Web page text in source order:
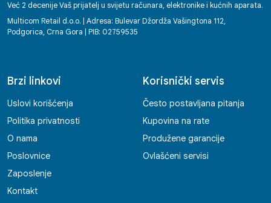
Već 2 decenije Vaš prijatelj u svijetu računara, elektronike i kućnih aparata.
Multicom Retail d.o.o. | Adresa: Bulevar Džordža Vašingtona 112,
Podgorica, Crna Gora | PIB: 02759535
Brzi linkovi
Uslovi korišćenja
Politika privatnosti
O nama
Poslovnice
Zaposlenje
Kontakt
Korisnički servis
Često postavljana pitanja
Kupovina na rate
Produžene garancije
Ovlašćeni servisi